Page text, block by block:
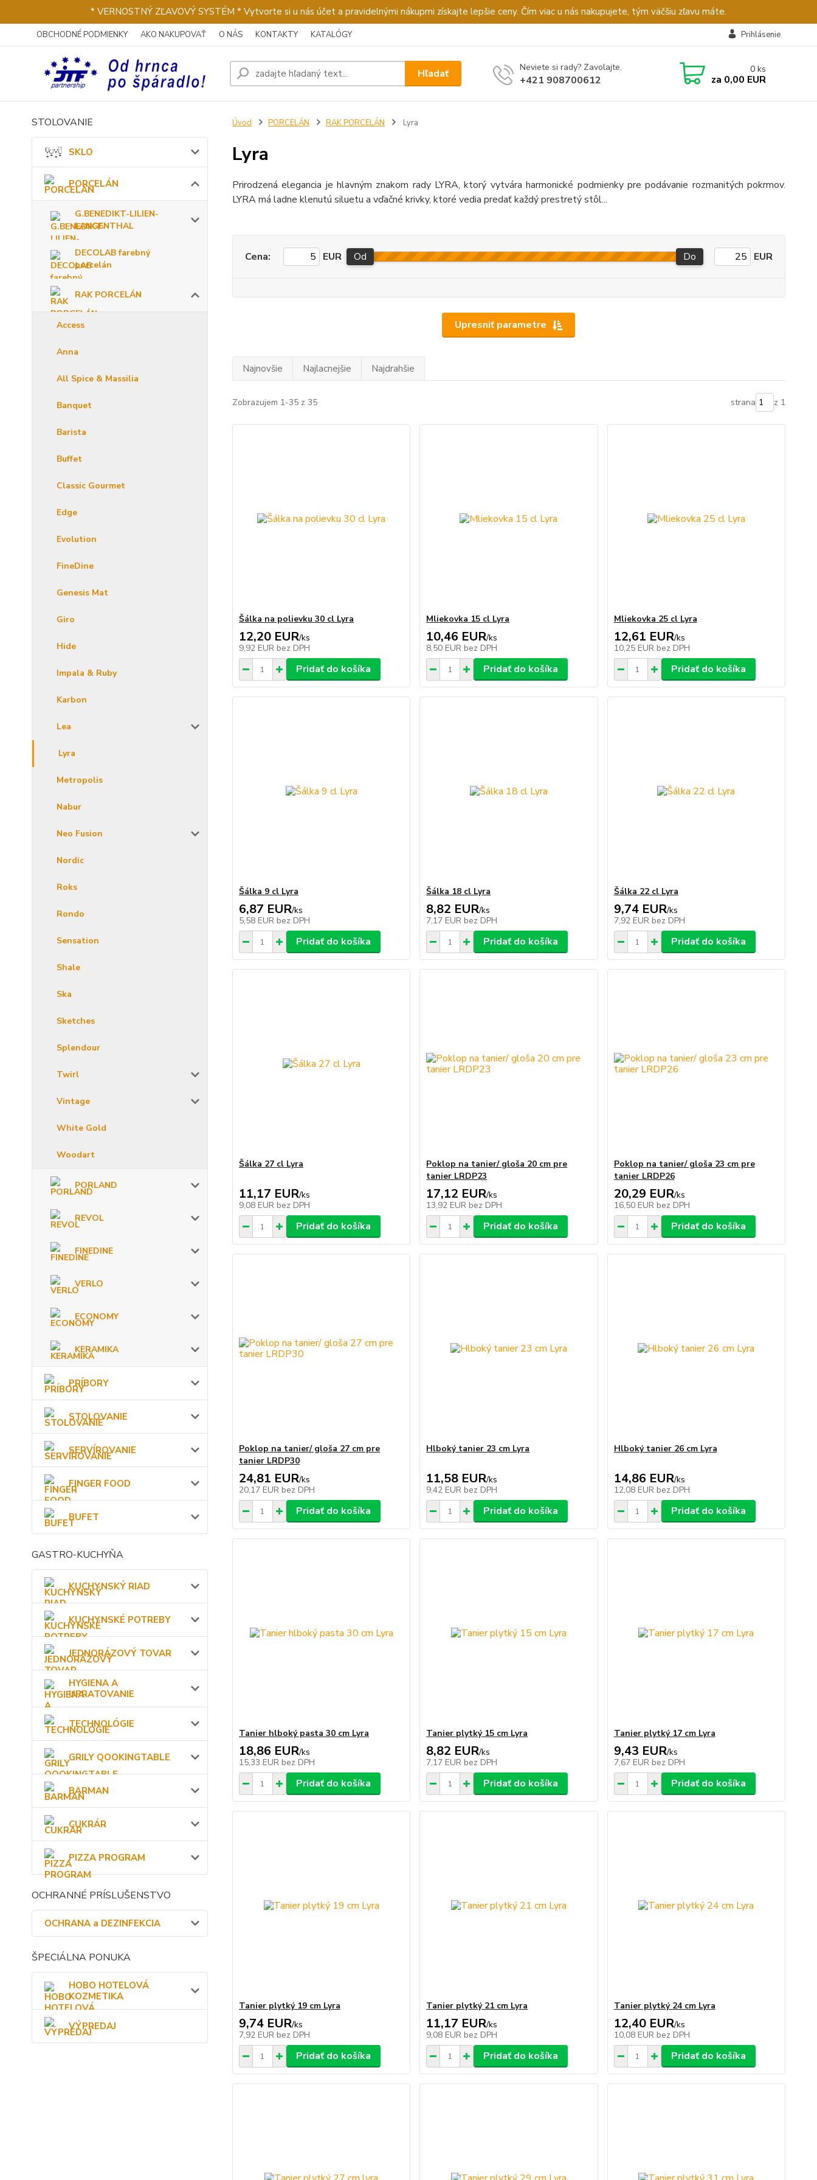
* VERNOSTNÝ ZĽAVOVÝ SYSTÉM * Vytvorte si u nás účet a pravidelnými nákupmi získajte lepšie ceny. Čím viac u nás nakupujete, tým väčšiu zľavu máte.
OBCHODNÉ PODMIENKY AKO NAKUPOVAŤ O NÁS KONTAKTY KATALÓGY Prihlásenie
Hľadať Neviete si rady? Zavolajte.
+421 908700612
0 ks
za 0,00 EUR
STOLOVANIE
SKLO
PORCELÁN
G.BENEDIKT-LILIEN-
LANGENTHAL
DECOLAB farebný
porcelán
RAK PORCELÁN
Access
Anna
All Spice & Massilia
Banquet
Barista
Buffet
Classic Gourmet
Edge
Evolution
FineDine
Genesis Mat
Giro
Hide
Impala & Ruby
Karbon
Lea
Lyra
Metropolis
Nabur
Neo Fusion
Nordic
Roks
Rondo
Sensation
Shale
Ska
Sketches
Splendour
Twirl
Vintage
White Gold
Woodart
PORLAND
REVOL
FINEDINE
VERLO
ECONOMY
KERAMIKA
PRÍBORY
STOLOVANIE
SERVÍROVANIE
FINGER FOOD
BUFET
GASTRO-KUCHYŇA
KUCHYNSKÝ RIAD
KUCHYNSKÉ POTREBY
JEDNORÁZOVÝ TOVAR
HYGIENA A
UPRATOVANIE
TECHNOLÓGIE
GRILY QOOKINGTABLE
BARMAN
CUKRÁR
PIZZA PROGRAM
OCHRANNÉ PRÍSLUŠENSTVO
OCHRANA a DEZINFEKCIA
ŠPECIÁLNA PONUKA
HOBO HOTELOVÁ
KOZMETIKA
VÝPREDAJ
Úvod PORCELÁN RAK PORCELÁN Lyra
Lyra
Prirodzená elegancia je hlavným znakom rady LYRA, ktorý vytvára harmonické podmienky pre podávanie rozmanitých pokrmov.
LYRA má ladne klenutú siluetu a vďačné krivky, ktoré vedia predať každý prestretý stôl...
Upresniť parametre
Cena: EUR Od Do EUR
Najnovšie Najlacnejšie Najdrahšie
Zobrazujem 1-35 z 35 strana z 1
Šálka na polievku 30 cl Lyra
12,20 EUR/ks
9,92 EUR bez DPH
Pridať do košíka
Mliekovka 15 cl Lyra
10,46 EUR/ks
8,50 EUR bez DPH
Pridať do košíka
Mliekovka 25 cl Lyra
12,61 EUR/ks
10,25 EUR bez DPH
Pridať do košíka
Šálka 9 cl Lyra
6,87 EUR/ks
5,58 EUR bez DPH
Pridať do košíka
Šálka 18 cl Lyra
8,82 EUR/ks
7,17 EUR bez DPH
Pridať do košíka
Šálka 22 cl Lyra
9,74 EUR/ks
7,92 EUR bez DPH
Pridať do košíka
Šálka 27 cl Lyra
11,17 EUR/ks
9,08 EUR bez DPH
Pridať do košíka
Poklop na tanier/ gloša 20 cm pre
tanier LRDP23
17,12 EUR/ks
13,92 EUR bez DPH
Pridať do košíka
Poklop na tanier/ gloša 23 cm pre
tanier LRDP26
20,29 EUR/ks
16,50 EUR bez DPH
Pridať do košíka
Poklop na tanier/ gloša 27 cm pre
tanier LRDP30
24,81 EUR/ks
20,17 EUR bez DPH
Pridať do košíka
Hlboký tanier 23 cm Lyra
11,58 EUR/ks
9,42 EUR bez DPH
Pridať do košíka
Hlboký tanier 26 cm Lyra
14,86 EUR/ks
12,08 EUR bez DPH
Pridať do košíka
Tanier hlboký pasta 30 cm Lyra
18,86 EUR/ks
15,33 EUR bez DPH
Pridať do košíka
Tanier plytký 15 cm Lyra
8,82 EUR/ks
7,17 EUR bez DPH
Pridať do košíka
Tanier plytký 17 cm Lyra
9,43 EUR/ks
7,67 EUR bez DPH
Pridať do košíka
Tanier plytký 19 cm Lyra
9,74 EUR/ks
7,92 EUR bez DPH
Pridať do košíka
Tanier plytký 21 cm Lyra
11,17 EUR/ks
9,08 EUR bez DPH
Pridať do košíka
Tanier plytký 24 cm Lyra
12,40 EUR/ks
10,08 EUR bez DPH
Pridať do košíka